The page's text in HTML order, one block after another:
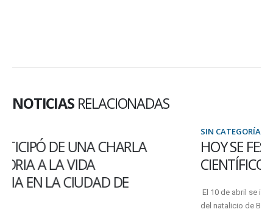
NOTICIAS RELACIONADAS
HOY SE FESTEJA EL DÍA DEL INVESTIGADOR
CIENTÍFICO
El 10 de abril se instituyó como el día del Investigador Científico, fecha
del natalicio de Bernardo Houssay, para homenajear a...